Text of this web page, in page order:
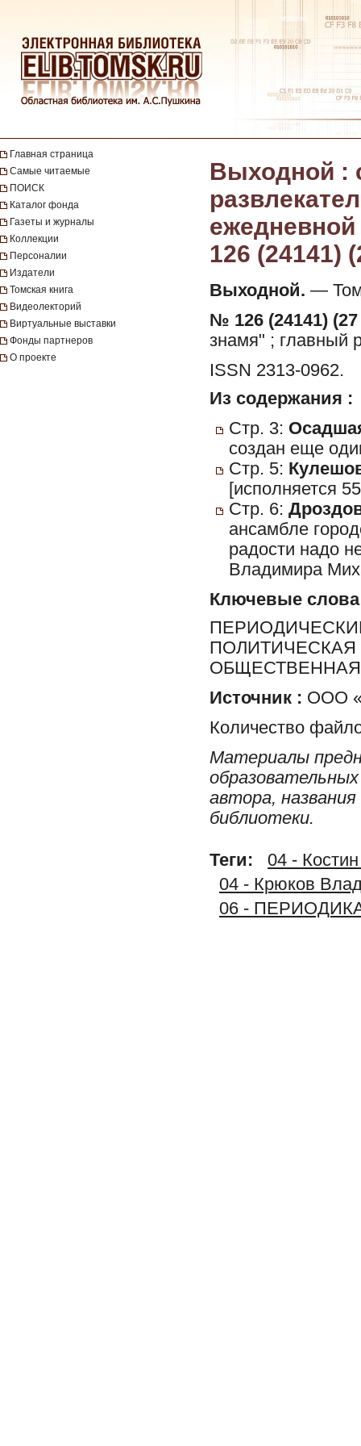
Главная страница
Самые читаемые
ПОИСК
Каталог фонда
Газеты и журналы
Коллекции
Персоналии
Издатели
Томская книга
Видеолекторий
Виртуальные выставки
Фонды партнеров
О проекте
Выходной :
126 (24141)
Выходной. —
№ 126 (24141)
знамя" ; главный
ISSN 2313-0962.
Из содержания :
Стр. 3:
создан еще
Стр. 5:
[исполняется
Стр. 6:
ансамбле
радости надо
Владимира
Ключевые слова
Источник : ООО
Количество
Материалы
автора,
библиотеки.
Теги:
04 -
04 - Крюков
06 -